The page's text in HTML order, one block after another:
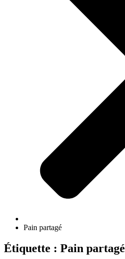
Pain partagé
Étiquette : Pain partagé